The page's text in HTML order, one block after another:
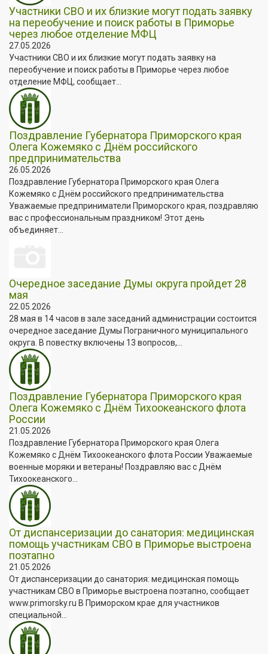
Участники СВО и их близкие могут подать заявку
на переобучение и поиск работы в Приморье
через любое отделение МФЦ
27.05.2026
Участники СВО и их близкие могут подать заявку на
переобучение и поиск работы в Приморье через любое
отделение МФЦ, сообщает...
Поздравление Губернатора Приморского края
Олега Кожемяко с Днём российского
предпринимательства
26.05.2026
Поздравление Губернатора Приморского края Олега
Кожемяко с Днём российского предпринимательства
Уважаемые предприниматели Приморского края, поздравляю
вас с профессиональным праздником! Этот день
объединяет...
Очередное заседание Думы округа пройдет 28
мая
22.05.2026
28 мая в 14 часов в зале заседаний администрации состоится
очередное заседание Думы Пограничного муниципального
округа. В повестку включены 13 вопросов,...
Поздравление Губернатора Приморского края
Олега Кожемяко с Днём Тихоокеанского флота
России
21.05.2026
Поздравление Губернатора Приморского края Олега
Кожемяко с Днём Тихоокеанского флота России Уважаемые
военные моряки и ветераны! Поздравляю вас с Днём
Тихоокеанского...
От диспансеризации до санатория: медицинская
помощь участникам СВО в Приморье выстроена
поэтапно
21.05.2026
От диспансеризации до санатория: медицинская помощь
участникам СВО в Приморье выстроена поэтапно, сообщает
www.primorsky.ru В Приморском крае для участников
специальной...